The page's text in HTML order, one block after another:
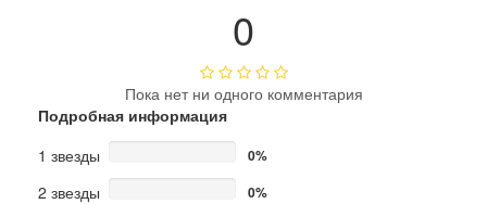
0
Пока нет ни одного комментария
Подробная информация
1 звезды
0%
2 звезды 0%